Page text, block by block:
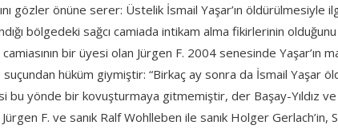
gözler önüne serer: Üstelik İsmail Yaşar’ın öldürülmesiyle
bölgedeki sağcı camiada intikam alma fikirlerinin
bir üyesi olan Jürgen F. 2004 senesinde Yaşar’ın
hüküm giymiştir: “Birkaç ay sonra da İsmail Yaşar
bu yönde bir kovuşturmaya gitmemiştir, der Başay-Yıldız ve
Jürgen F. ve sanık Ralf Wohlleben ile sanık Holger Gerlach’in,